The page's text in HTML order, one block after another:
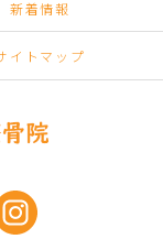
新着情報
イトマップ